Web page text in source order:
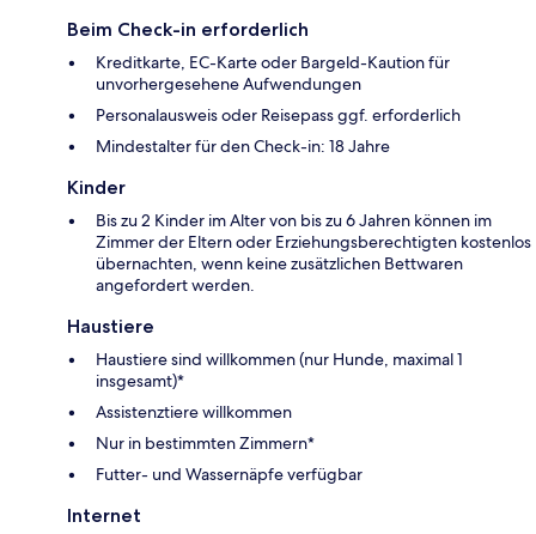
Beim Check-in erforderlich
Kreditkarte, EC-Karte oder Bargeld-Kaution für
unvorhergesehene Aufwendungen
Personalausweis oder Reisepass ggf. erforderlich
Mindestalter für den Check-in: 18 Jahre
Kinder
Bis zu 2 Kinder im Alter von bis zu 6 Jahren können im
Zimmer der Eltern oder Erziehungsberechtigten kostenlos
übernachten, wenn keine zusätzlichen Bettwaren
angefordert werden.
Haustiere
Haustiere sind willkommen (nur Hunde, maximal 1
insgesamt)*
Assistenztiere willkommen
Nur in bestimmten Zimmern*
Futter- und Wassernäpfe verfügbar
Internet